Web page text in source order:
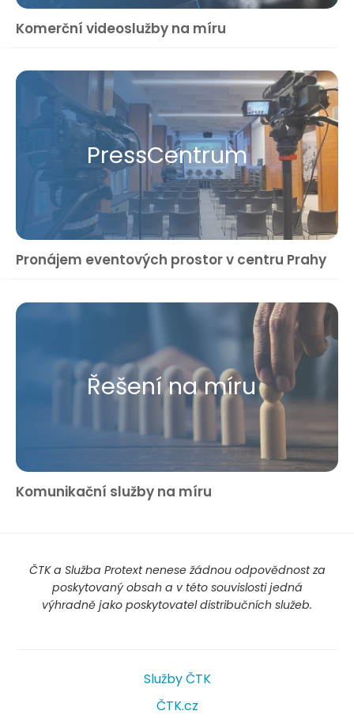
Komerční videoslužby na míru
Press​Centrum
Pronájem eventových prostor v centru Prahy
Řešení na míru
Komunikační služby na míru
ČTK a Služba Protext nenese žádnou odpovědnost za
poskytovaný obsah a v této souvislosti jedná
výhradně jako poskytovatel distribučních služeb.
Služby ČTK
ČTK.cz